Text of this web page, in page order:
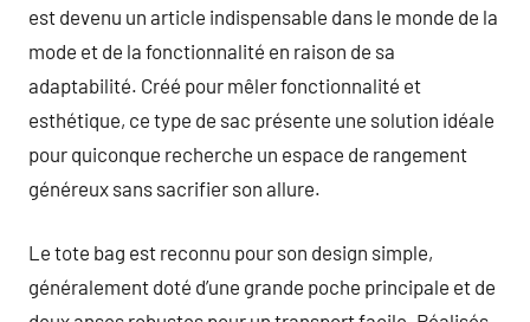
est devenu un article indispensable dans le monde de la
mode et de la fonctionnalité en raison de sa
adaptabilité. Créé pour mêler fonctionnalité et
esthétique, ce type de sac présente une solution idéale
pour quiconque recherche un espace de rangement
généreux sans sacrifier son allure.
Le tote bag est reconnu pour son design simple,
généralement doté d’une grande poche principale et de